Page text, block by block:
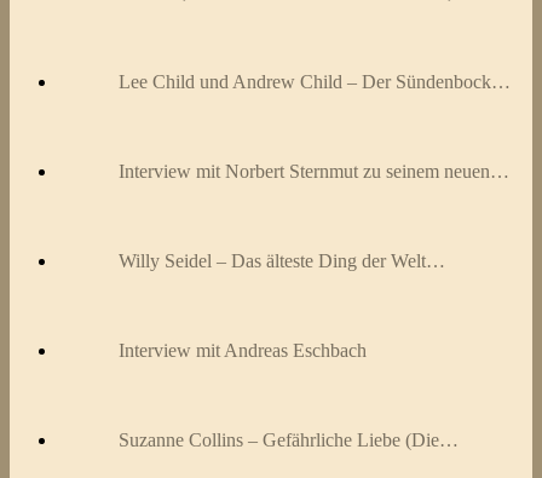
Lee Child und Andrew Child – Der Sündenbock…
Interview mit Norbert Sternmut zu seinem neuen…
Willy Seidel – Das älteste Ding der Welt…
Interview mit Andreas Eschbach
Suzanne Collins – Gefährliche Liebe (Die…